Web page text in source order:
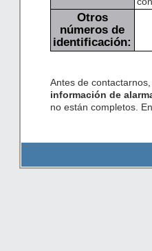
Otros
números de
identificación:
Antes de
información de
no están completos.